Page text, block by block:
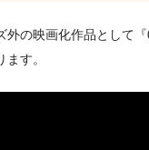
外の映画化作品として
す。